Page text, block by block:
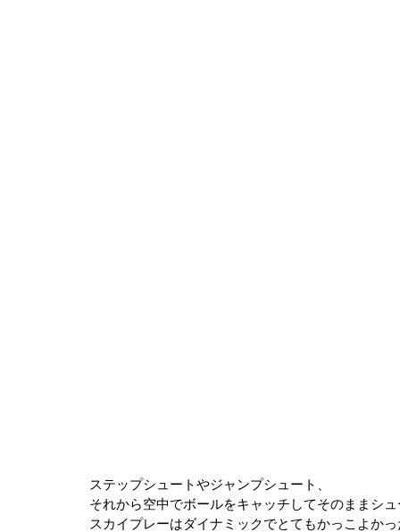
ステップシュートやジャンプシュート、
それから空中でボールをキャッチしてそのままシ
スカイプレーはダイナミックでとてもかっこよか